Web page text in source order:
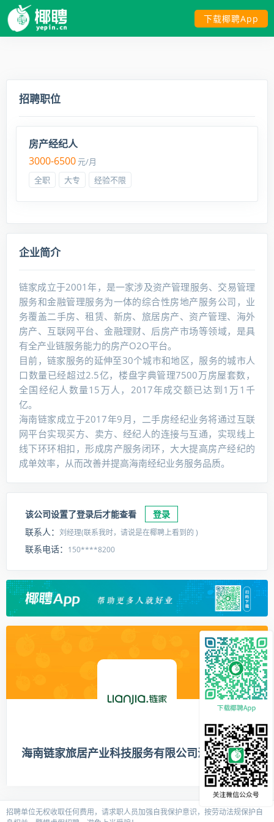
下载椰聘App
招聘职位
房产经纪人
3000-6500元/月
全职
大专 经验不限
企业简介
链家成立于2001年，是一家涉及资产管理服务、交易管理
服务和金融管理服务为一体的综合性房地产服务公司，业
务覆盖二手房、租赁、新房、旅居房产、资产管理、海外
房产、互联网平台、金融理财、后房产市场等领域，是具
有全产业链服务能力的房产O2O平台。
目前，链家服务的延伸至30个城市和地区，服务的城市人
口数量已经超过2.5亿，楼盘字典管理7500万房屋套数，
全国经纪人数量15万人，2017年成交额已达到1万1千
亿。
海南链家成立于2017年9月，二手房经纪业务将通过互联
网平台实现买方、卖方、经纪人的连接与互通，实现线上
线下环环相扣，形成房产服务闭环，大大提高房产经纪的
成单效率，从而改善并提高海南经纪业务服务品质。
该公司设置了登录后才能查看
登录
联系人： 刘经理(联系我时，请说是在椰聘上看到的 )
联系电话： 150****8200
海南链家旅居产业科技服务有限公司海德路分店
招聘单位无权收取任何费用，请求职人员加强自我保护意识，按劳动法规保护自